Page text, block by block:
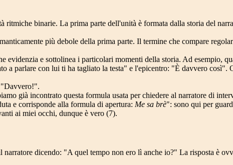
ritmiche binarie. La prima parte dell'unità è formata dalla storia del
più debole della prima parte. Il termine che compare
evidenzia e sottolinea i particolari momenti della storia. Ad esempio,
a parlare con lui ti ha tagliato la testa" e l'epicentro: "È davvero così".
"Davvero!".
già incontrato questa formula usata per chiedere al narratore di
e corrisponde alla formula di apertura: Me sa brè": sono qui per
ai miei occhi, dunque è vero (7).
dicendo: "A quel tempo non ero lì anche io?" La risposta è